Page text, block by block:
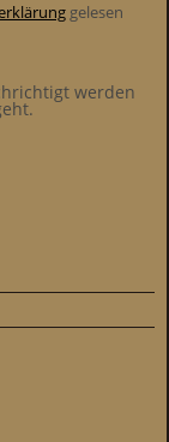
gelesen
werden